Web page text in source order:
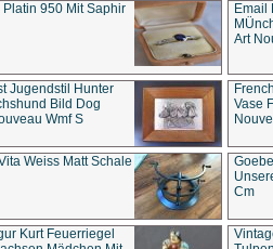
Platin 950 Mit Saphir
Email
Art
Jugendstil Hunter
Bild Dog
Wmf S
Vase
Weiss Matt Schale
Cm
Kurt Feuerriegel